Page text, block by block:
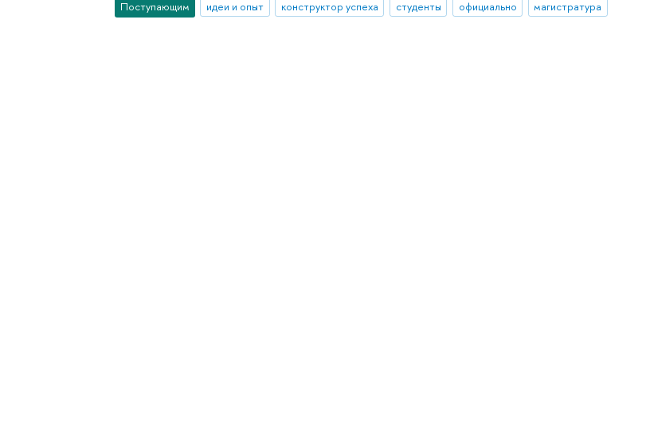
Поступающим идеи и опыт конструктор успеха студенты официально магистратура